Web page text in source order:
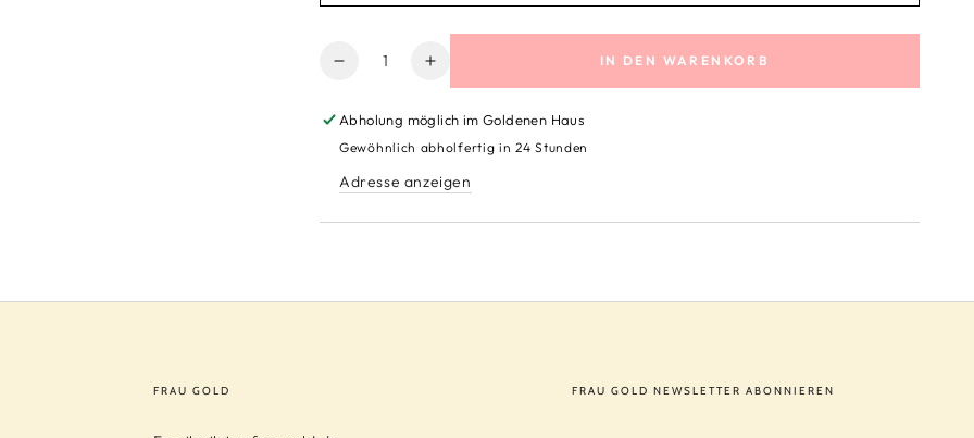
Anzahl
Verringere
Menge
für
Original
Tape/
Erhöhe
die
Menge
für
Original
Tape/
IN DEN WARENKORB
Abholung möglich im Goldenen Haus
Gewöhnlich abholfertig in 24 Stunden
Adresse anzeigen
FRAU GOLD FRAU GOLD NEWSLETTER ABONNIEREN